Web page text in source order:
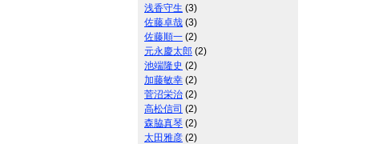
浅香守生 (3)
佐藤卓哉 (3)
佐藤順一 (2)
元永慶太郎 (2)
池端隆史 (2)
加藤敏幸 (2)
菅沼栄治 (2)
高松信司 (2)
森脇真琴 (2)
太田雅彦 (2)